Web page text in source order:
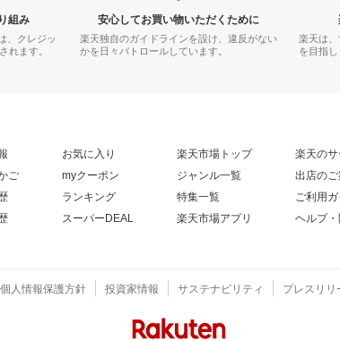
組み
、クレジッ
れます。
安心してお買い物いただくために
楽天独自のガイドラインを設け、違反がない
かを日々パトロールしています。
楽天は
を目指し
ご
お気に入り
myクーポン
ランキング
スーパーDEAL
楽天市場トップ
ジャンル一覧
特集一覧
楽天市場アプリ
楽天の
出店のご
ご利用
ヘルプ
個人情報保護方針 投資家情報 サステナビリティ プレスリリ